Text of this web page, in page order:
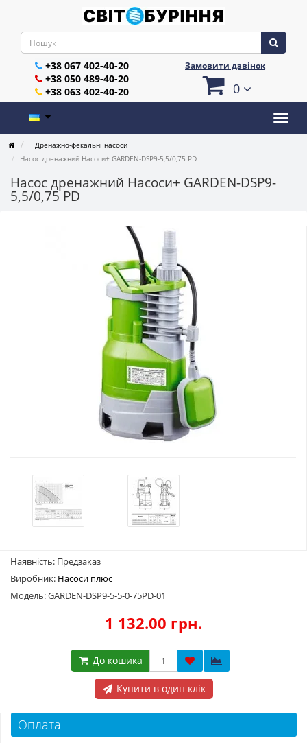
+38 067 402-40-20
+38 050 489-40-20
+38 063 402-40-20
Замовити дзвінок
0
Дренажно-фекальні насоси
Насос дренажний Насоси+ GARDEN-DSP9-5,5/0,75 PD
Насос дренажний Насоси+ GARDEN-DSP9-
5,5/0,75 PD
Наявність: Предзаказ
Виробник: Насоси плюс
Модель: GARDEN-DSP9-5-5-0-75PD-01
1 132.00 грн.
До кошика
Купити в один клік
Оплата